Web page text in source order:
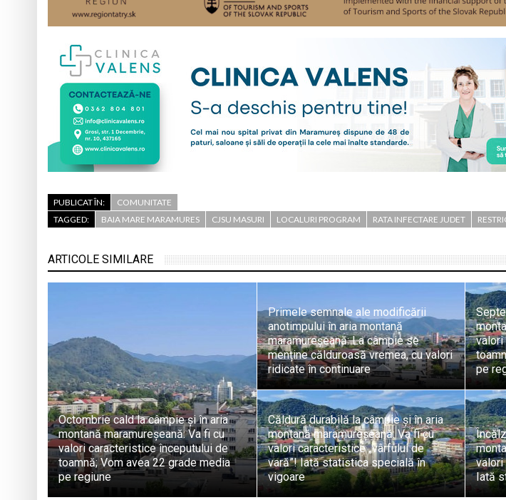
PUBLICAT ÎN:
COMUNITATE
TAGGED:
BAIA MARE MARAMURES CJSU MASURI LOCALURI PROGRAM RATA INFECTARE JUDET
ARTICOLE SIMILARE
Octombrie cald la câmpie și în aria
montană maramureșeană: Va fi cu
valori caracteristice începutului de
toamnă; Vom avea 22 grade media
pe regiune
Primele semnale ale modificării
anotimpului în aria montană
maramureșeană: La câmpie se
menține călduroasă vremea, cu valori
ridicate în continuare
valori
pe
Căldură durabilă la câmpie și în aria
montană maramureșeană: Va fi cu
valori caracteristice „vârfului de
vară”! Iată statistica specială în
vigoare
valori
Iată